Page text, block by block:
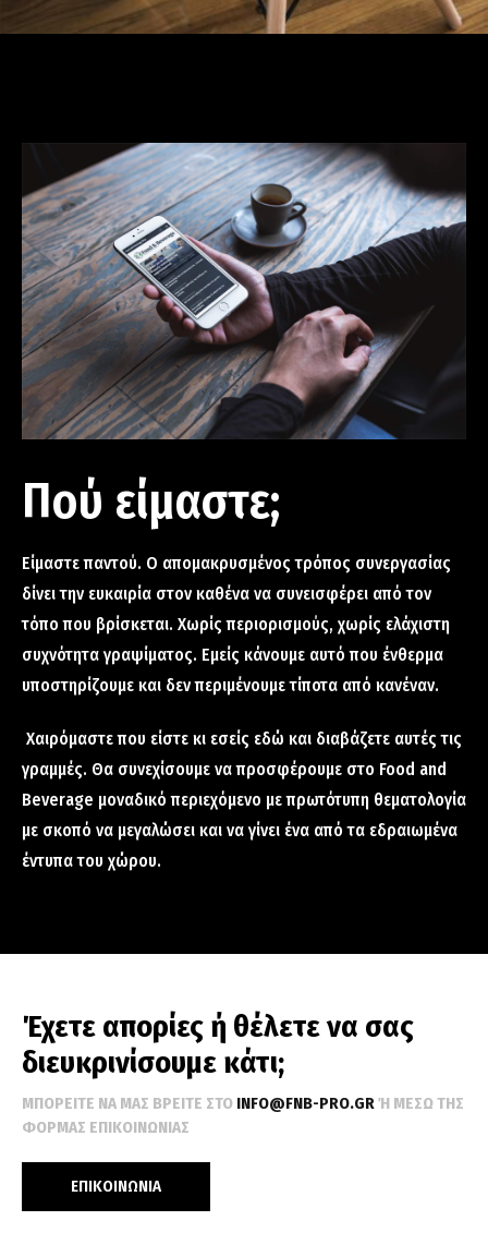
Πού είμαστε;
Είμαστε παντού. Ο απομακρυσμένος τρόπος συνεργασίας
δίνει την ευκαιρία στον καθένα να συνεισφέρει από τον
τόπο που βρίσκεται. Χωρίς περιορισμούς, χωρίς ελάχιστη
συχνότητα γραψίματος. Εμείς κάνουμε αυτό που ένθερμα
υποστηρίζουμε και δεν περιμένουμε τίποτα από κανέναν.
Χαιρόμαστε που είστε κι εσείς εδώ και διαβάζετε αυτές τις
γραμμές. Θα συνεχίσουμε να προσφέρουμε στο Food and
Beverage μοναδικό περιεχόμενο με πρωτότυπη θεματολογία
με σκοπό να μεγαλώσει και να γίνει ένα από τα εδραιωμένα
έντυπα του χώρου.
Έχετε απορίες ή θέλετε να σας
διευκρινίσουμε κάτι;
ΜΠΟΡΕΊΤΕ ΝΑ ΜΑΣ ΒΡΕΊΤΕ ΣΤΟ INFO@FNB-PRO.GRΉ ΜΕΣΩ ΤΗΣ Φ
ΌΡΜΑΣ ΕΠΙΚΟΙΝΩΝΊΑΣ
ΕΠΙΚΟΙΝΩΝΙΑ